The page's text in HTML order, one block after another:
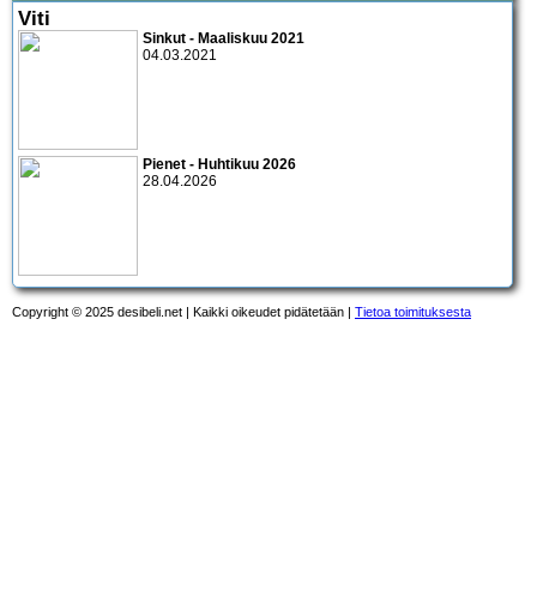
Viti
Sinkut - Maaliskuu 2021
04.03.2021
Pienet - Huhtikuu 2026
28.04.2026
Copyright © 2025 desibeli.net | Kaikki oikeudet pidätetään | Tietoa toimituksesta